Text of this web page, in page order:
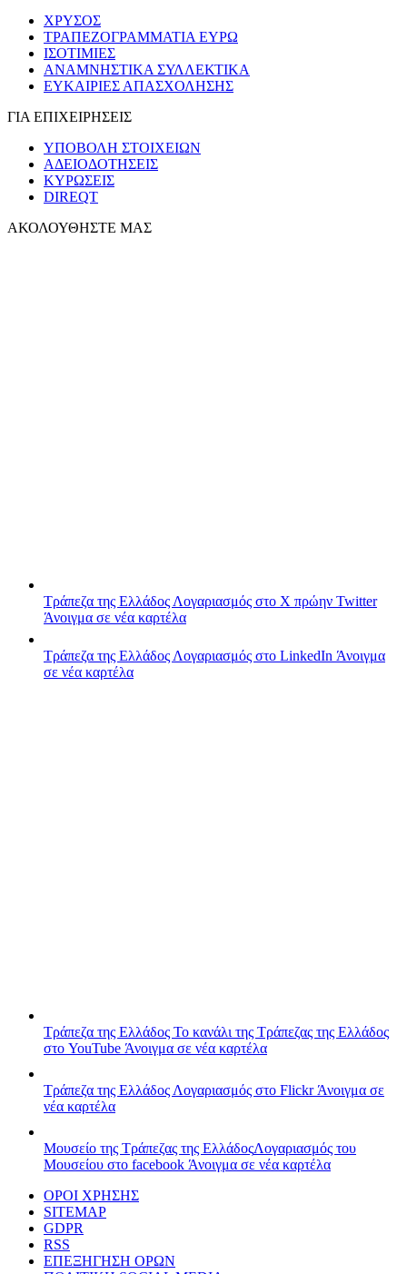
ΧΡΥΣΟΣ
ΤΡΑΠΕΖΟΓΡΑΜΜΑΤΙΑ ΕΥΡΩ
ΙΣΟΤΙΜΙΕΣ
ΑΝΑΜΝΗΣΤΙΚΑ ΣΥΛΛΕΚΤΙΚΑ
ΕΥΚΑΙΡΙΕΣ ΑΠΑΣΧΟΛΗΣΗΣ
ΓΙΑ ΕΠΙΧΕΙΡΗΣΕΙΣ
ΥΠΟΒΟΛΗ ΣΤΟΙΧΕΙΩΝ
ΑΔΕΙΟΔΟΤΗΣΕΙΣ
ΚΥΡΩΣΕΙΣ
DIREQT
ΑΚΟΛΟΥΘΗΣΤΕ ΜΑΣ
Τράπεζα της Ελλάδος Λογαριασμός στο X πρώην Twitter
Άνοιγμα σε νέα καρτέλα
Τράπεζα της Ελλάδος Λογαριασμός στο LinkedIn Άνοιγμα
σε νέα καρτέλα
Τράπεζα της Ελλάδος Το κανάλι της Τράπεζας της Ελλάδος
στο YouTube Άνοιγμα σε νέα καρτέλα
Τράπεζα της Ελλάδος Λογαριασμός στο FlickrΆνοιγμα σε
νέα καρτέλα
Μουσείο της Τράπεζας της ΕλλάδοςΛογαριασμός του
Μουσείου στο facebook Άνοιγμα σε νέα καρτέλα
ΟΡΟΙ ΧΡΗΣΗΣ
SITEMAP
GDPR
RSS
ΕΠΕΞΗΓΗΣΗ ΟΡΩΝ